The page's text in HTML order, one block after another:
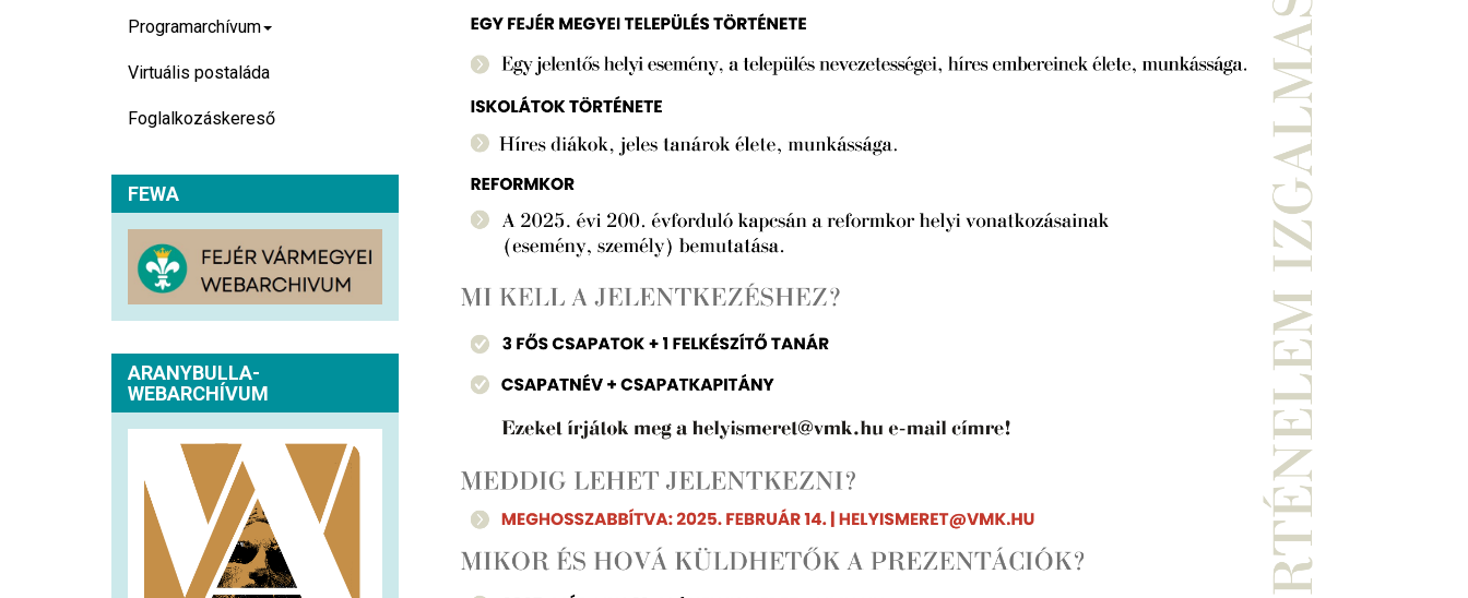
Programarchívum
Virtuális postaláda
Foglalkozáskereső
FEWA
ARANYBULLA-
WEBARCHÍVUM